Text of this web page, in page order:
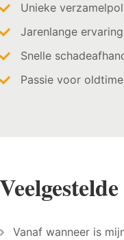
Unieke
Jarenlange
Snelle
Passie voor
Vanaf wanneer is